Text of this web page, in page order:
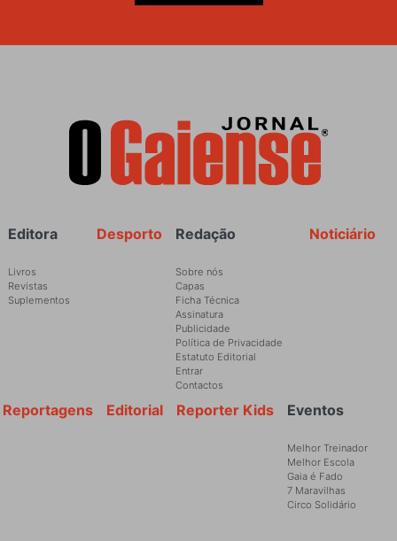
Rodapé Noticiário
Redação
Sobre nós
Capas
Ficha Técnica
Assinatura
Publicidade
Política de Privacidade
Estatuto Editorial
Entrar
Contactos
Desporto
Editora
Livros
Revistas
Suplementos
Eventos
Melhor Treinador
Melhor Escola
Gaia é Fado
7 Maravilhas
Circo Solidário
Reporter Kids
Editorial
Reportagens